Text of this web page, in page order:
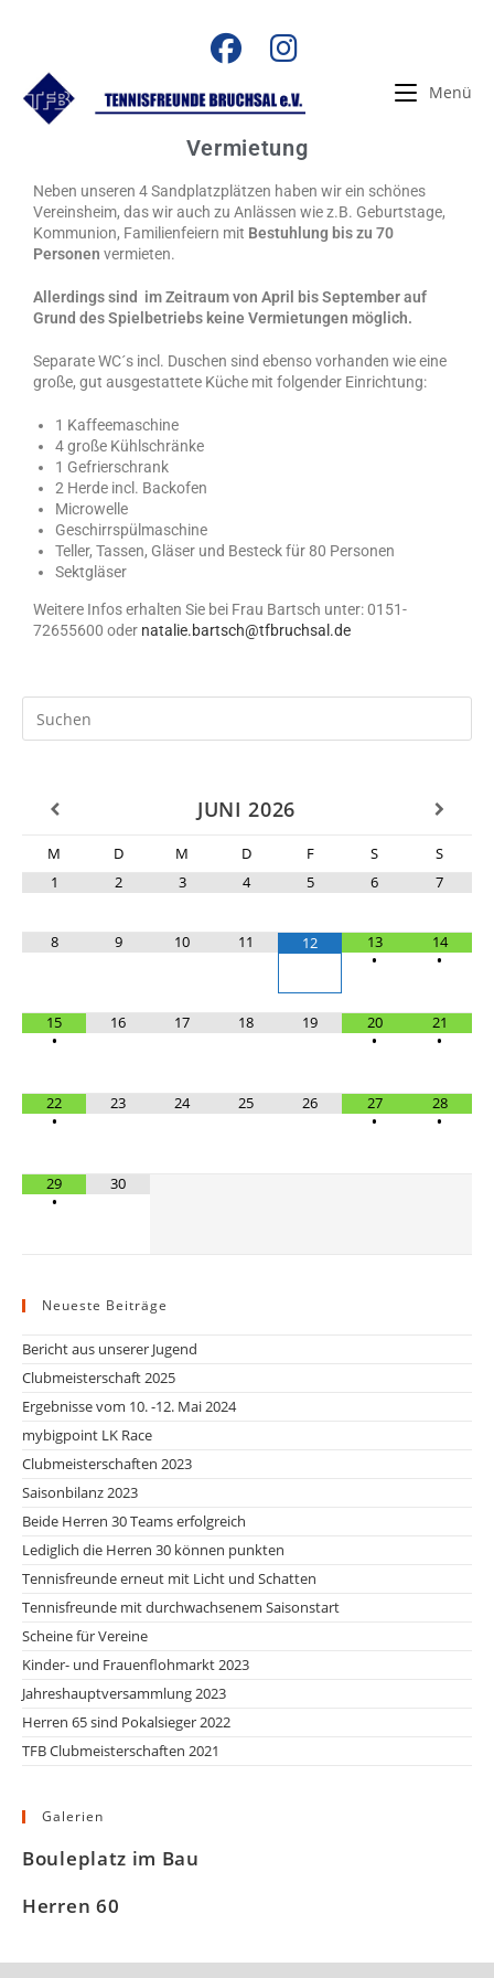
Menü
Vermietung
Neben unseren 4 Sandplatzplätzen haben wir ein schönes
Vereinsheim, das wir auch zu Anlässen wie z.B. Geburtstage,
Kommunion, Familienfeiern mit Bestuhlung bis zu 70
Personen vermieten.
Allerdings sind im Zeitraum von April bis September auf
Grund des Spielbetriebs keine Vermietungen möglich.
Separate WC´s incl. Duschen sind ebenso vorhanden wie eine
große, gut ausgestattete Küche mit folgender Einrichtung:
1 Kaffeemaschine
4 große Kühlschränke
1 Gefrierschrank
2 Herde incl. Backofen
Microwelle
Geschirrspülmaschine
Teller, Tassen, Gläser und Besteck für 80 Personen
Sektgläser
Weitere Infos erhalten Sie bei Frau Bartsch unter: 0151-
72655600 oder natalie.bartsch@tfbruchsal.de
JUNI 2026
M D M D F S
S
1
2 3 4 5 6 7
8 9 10 11 12
13
•
14
•
15
•
16 17 18 19
20
•
21
•
22
•
23 24 25 26
27
•
28
•
29
•
30
Neueste Beiträge
Bericht aus unserer Jugend
Clubmeisterschaft 2025
Ergebnisse vom 10. -12. Mai 2024
mybigpoint LK Race
Clubmeisterschaften 2023
Saisonbilanz 2023
Beide Herren 30 Teams erfolgreich
Lediglich die Herren 30 können punkten
Tennisfreunde erneut mit Licht und Schatten
Tennisfreunde mit durchwachsenem Saisonstart
Scheine für Vereine
Kinder- und Frauenflohmarkt 2023
Jahreshauptversammlung 2023
Herren 65 sind Pokalsieger 2022
TFB Clubmeisterschaften 2021
Galerien
Bouleplatz im Bau
Herren 60